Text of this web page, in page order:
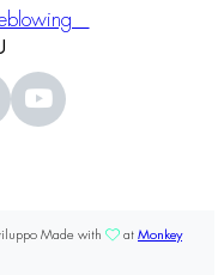
Made with at Monkey